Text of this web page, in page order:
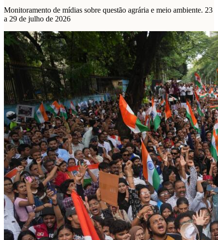
Monitoramento de mídias sobre questão agrária e meio ambiente. 23
a 29 de julho de 2026